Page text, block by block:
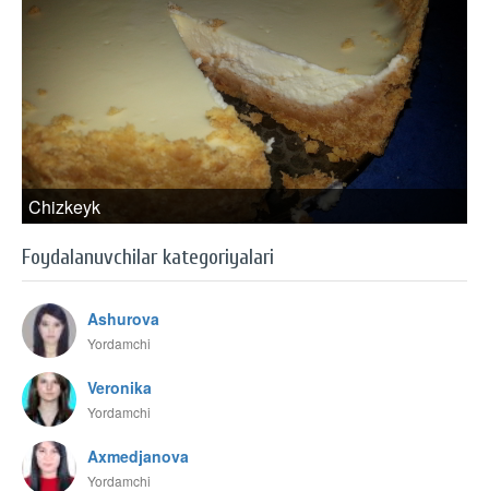
Chizkeyk
Foydalanuvchilar kategoriyalari
Ashurova
Yordamchi
Veronika
Yordamchi
Axmedjanova
Yordamchi